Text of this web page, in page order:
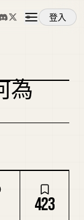
登入
為
423